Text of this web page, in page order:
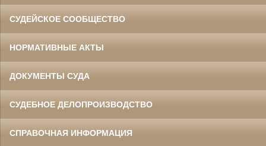
СУДЕЙСКОЕ СООБЩЕСТВО
НОРМАТИВНЫЕ АКТЫ
ДОКУМЕНТЫ СУДА
СУДЕБНОЕ ДЕЛОПРОИЗВОДСТВО
СПРАВОЧНАЯ ИНФОРМАЦИЯ